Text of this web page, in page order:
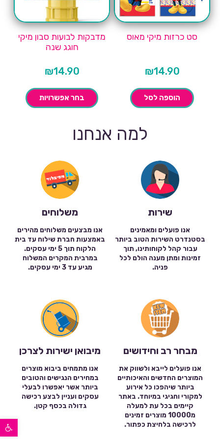
פתח סרגל נגישות
סט כרזות מיקי מאוס
₪14.90
הוספה לסל
מדבקות לבועות סבון מיקי
חוגג שנה
₪14.90
בחר אפשרויות
למה אנחנו
שירות
אנו פועלים ומאמינים
בסטנדרט השירות הטוב ביותר
עבור קהל לקוחותינו, תוך
זמינות ומתן מענה הולם לכל
פניה.
משלוחים
אנו מבצעים משלוחים מהירים
באמצעות חברת שילוח עד בית
הלקוח תוך 5 ימי עסקים.
במרבית המקרים המשלוח
מגיע עד 3 ימי עסקים.
מבחר רב וחידושים
אנו פועלים לייבא ולשווק את
המוצרים החדשים והאיכותיים
ביותר שיהפכו כל אירוע
למקורי וחגיגי במיוחד. באתר
קיימים בכל עת למעלה
מ10000 מוצרים זמינים
לרכישה בלחיצת כפתור.
מיבואן ישירות לצרכן
אנו מתמחים ביבוא מוצרים
במחירים הנגישים והטובים
ביותר אשר יאפשרו לבעלי
עסקים ועניין לבצע רכישה
גדולה בכסף קטן.